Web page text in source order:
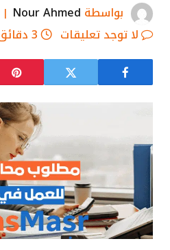
بواسطة Nour Ahmed
لا توجد تعليقات
3 دقائق